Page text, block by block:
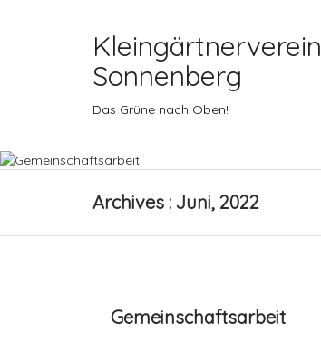
Kleingärtnerverein
Sonnenberg
Das Grüne nach Oben!
Archives : Juni, 2022
Gemeinschaftsarbeit